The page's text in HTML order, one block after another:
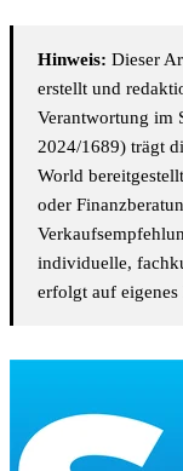
Hinweis: Dieser
erstellt und
Verantwortung im
2024/1689) trägt
World
oder
individuelle,
erfolgt auf eigenes